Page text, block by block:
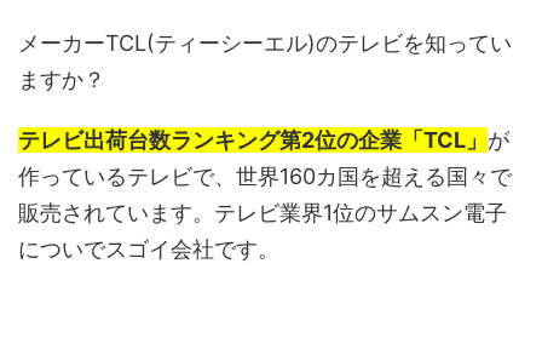
メーカーTCL(ティーシーエル)のテレビを知ってい
ますか？
テレビ出荷台数ランキング第2位の企業「TCL」 が
作っているテレビで、世界160カ国を超える国々で
販売されています。テレビ業界1位のサムスン電子
についでスゴイ会社です。